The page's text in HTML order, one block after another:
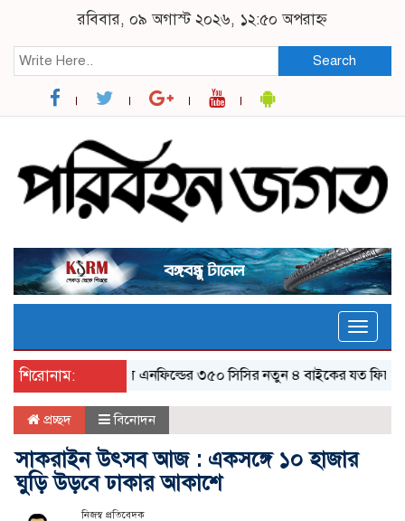
রবিবার, ০৯ অগাস্ট ২০২৬, ১২:৫০ অপরাহ্ন
Search
Toggle
শিরোনাম:র‌য়্যাল এনফিল্ডের ৩৫০ সিসির নতুন ৪ বাইকের যত ফিচার
প্রচ্ছদ বিনোদন
সাকরাইন উৎসব আজ : একসঙ্গে ১০ হাজার
ঘুড়ি উড়বে ঢাকার আকাশে
নিজস্ব প্রতিবেদক